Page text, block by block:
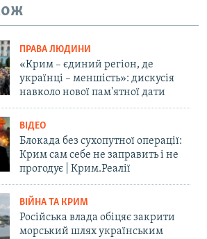
ПРАВА ЛЮДИНИ
«Крим – єдиний регіон, де
українці – меншість»: дискусія
навколо нової пам'ятної дати
ВІДЕО
Блокада без сухопутної операції:
Крим сам себе не заправить і не
прогодує | Крим.Реалії
ВІЙНА ТА КРИМ
Російська влада обіцяє закрити
морський шлях українським